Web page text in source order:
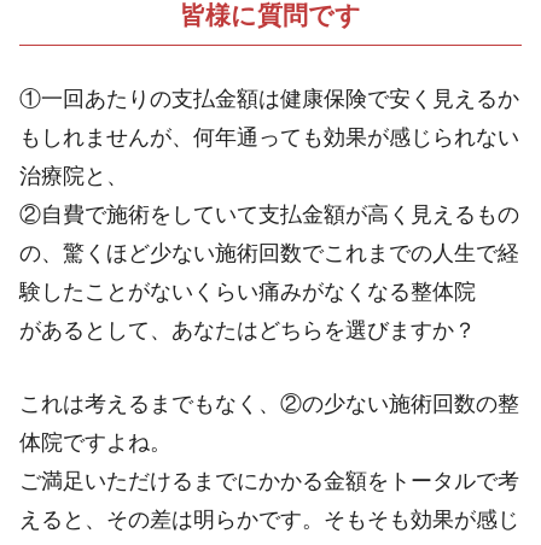
皆様に質問です
①一回あたりの支払金額は健康保険で安く見えるか
もしれませんが、何年通っても効果が感じられない
治療院と、
②自費で施術をしていて支払金額が高く見えるもの
の、驚くほど少ない施術回数でこれまでの人生で経
験したことがないくらい痛みがなくなる整体院
があるとして、あなたはどちらを選びますか？
これは考えるまでもなく、②の少ない施術回数の整
体院ですよね。
ご満足いただけるまでにかかる金額をトータルで考
えると、その差は明らかです。そもそも効果が感じ